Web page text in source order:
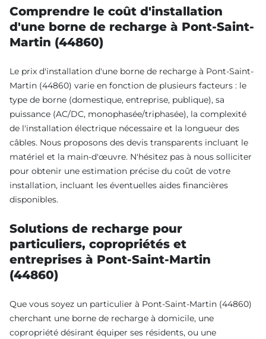
Comprendre le coût d'installation
d'une borne de recharge à Pont-Saint-
Martin (44860)
Le prix d'installation d'une borne de recharge à Pont-Saint-
Martin (44860) varie en fonction de plusieurs facteurs : le
type de borne (domestique, entreprise, publique), sa
puissance (AC/DC, monophasée/triphasée), la complexité
de l'installation électrique nécessaire et la longueur des
câbles. Nous proposons des devis transparents incluant le
matériel et la main-d'œuvre. N'hésitez pas à nous solliciter
pour obtenir une estimation précise du coût de votre
installation, incluant les éventuelles aides financières
disponibles.
Solutions de recharge pour
particuliers, copropriétés et
entreprises à Pont-Saint-Martin
(44860)
Que vous soyez un particulier à Pont-Saint-Martin (44860)
cherchant une borne de recharge à domicile, une
copropriété désirant équiper ses résidents, ou une